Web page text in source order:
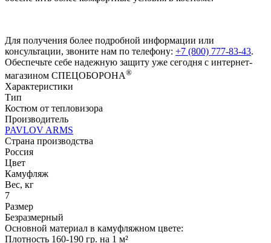
Для получения более подробной информации или
консультации, звоните нам по телефону: +7 (800) 777-83-43.
Обеспечьте себе надежную защиту уже сегодня с интернет-
магазином СПЕЦОБОРОНА®
Характеристики
Тип
Костюм от тепловизора
Производитель
PAVLOV ARMS
Страна производства
Россия
Цвет
Камуфляж
Вес, кг
7
Размер
Безразмерный
Основной материал в камуфляжном цвете:
Плотность 160-190 гр. на 1 м²